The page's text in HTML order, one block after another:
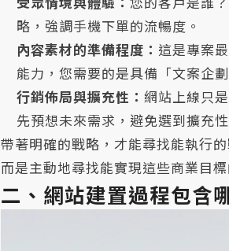
略，強調手機下單的流暢度。
內容素材的準備程度： 這是專案
能力，您需要的是具備「文案企
行銷佈局與擴充性：網站上線只
先預想未來需求，避免選到擴充
帶著明確的戰略，才能尋找能執行
而是主動地尋找能實現這些商業目標
二、網站建置過程包含